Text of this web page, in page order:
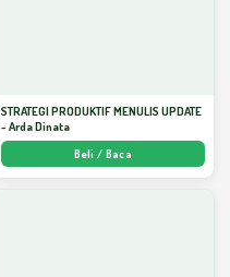
STRATEGI PRODUKTIF MENULIS UPDATE
- Arda Dinata
Beli / Baca